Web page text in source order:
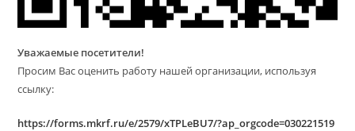
Уважаемые посетители!
Просим Вас оценить работу нашей организации, используя
ссылку:
https://forms.mkrf.ru/e/2579/xTPLeBU7/?ap_orgcode=030221519